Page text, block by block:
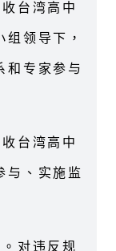
台湾高中
领导下，
和专家参与
台湾高中
与、实施监
对违反规